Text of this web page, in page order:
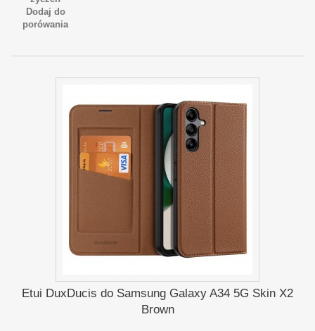
Dodaj do
porówania
Etui DuxDucis do Samsung Galaxy A34 5G Skin X2
Brown